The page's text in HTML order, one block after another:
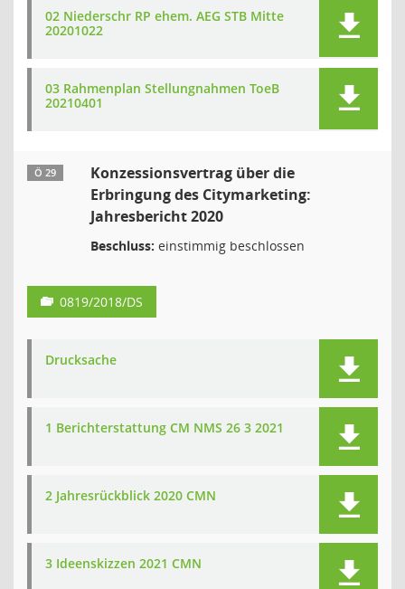
02 Niederschr RP ehem. AEG STB Mitte
20201022
03 Rahmenplan Stellungnahmen ToeB
20210401
Ö 29
Konzessionsvertrag über die
Erbringung des Citymarketing:
Jahresbericht 2020
Beschluss: einstimmig beschlossen
0819/2018/DS
Drucksache
1 Berichterstattung CM NMS 26 3 2021
2 Jahresrückblick 2020 CMN
3 Ideenskizzen 2021 CMN